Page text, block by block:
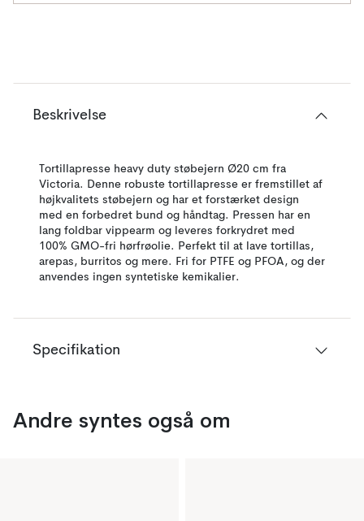
Beskrivelse
Tortillapresse heavy duty støbejern Ø20 cm fra
Victoria. Denne robuste tortillapresse er fremstillet af
højkvalitets støbejern og har et forstærket design
med en forbedret bund og håndtag. Pressen har en
lang foldbar vippearm og leveres forkrydret med
100% GMO-fri hørfrøolie. Perfekt til at lave tortillas,
arepas, burritos og mere. Fri for PTFE og PFOA, og der
anvendes ingen syntetiske kemikalier.
Specifikation
Andre syntes også om